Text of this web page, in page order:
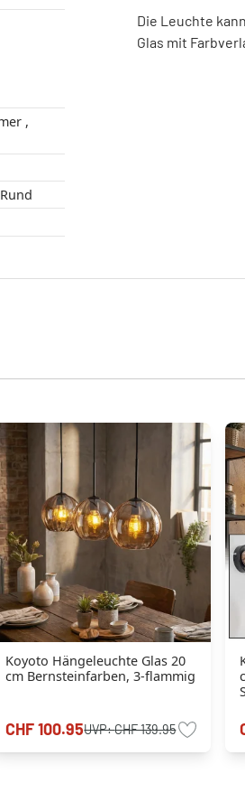
Kugel , Länglich , Rechteckig , Rund
Die Leuchte
Glas mit
Koyoto Hängeleuchte Glas 20
cm Bernsteinfarben, 3-flammig
CHF 100.95UVP:CHF 139.95